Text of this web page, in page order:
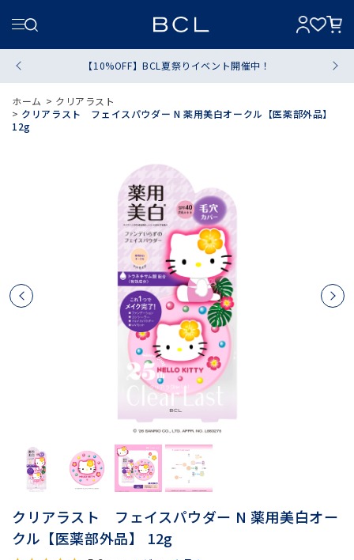
【10%OFF】BCL夏祭りイベント開催中！
ホーム > クリアラスト
> クリアラスト フェイスパウダー N 薬用美白オークル【医薬部外品】
12g
クリアラスト フェイスパウダー N 薬用美白オー
クル【医薬部外品】 12g